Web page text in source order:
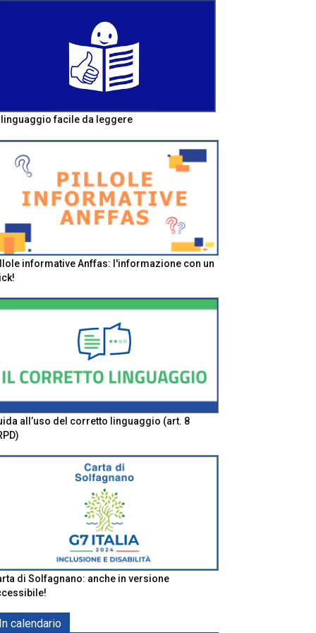
linguaggio facile da leggere
informative Anffas: l'informazione con un
all’uso del corretto linguaggio (art. 8
di Solfagnano: anche in versione
In calendario